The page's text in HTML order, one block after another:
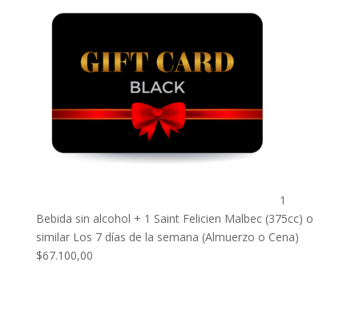
1
Bebida sin alcohol + 1 Saint Felicien Malbec (375cc) o
similar Los 7 días de la semana (Almuerzo o Cena)
$67.100,00